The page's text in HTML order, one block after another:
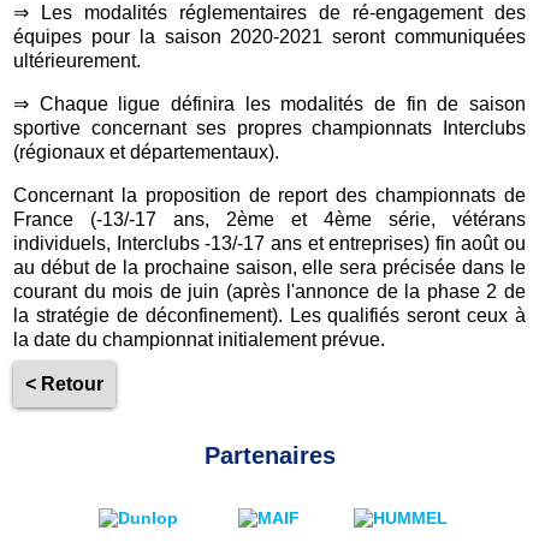
⇒ Les modalités réglementaires de ré-engagement des
équipes pour la saison 2020-2021 seront communiquées
ultérieurement.
⇒ Chaque ligue définira les modalités de fin de saison
sportive concernant ses propres championnats Interclubs
(régionaux et départementaux).
Concernant la proposition de report des championnats de
France (-13/-17 ans, 2ème et 4ème série, vétérans
individuels, Interclubs -13/-17 ans et entreprises) fin août ou
au début de la prochaine saison, elle sera précisée dans le
courant du mois de juin (après l'annonce de la phase 2 de
la stratégie de déconfinement). Les qualifiés seront ceux à
la date du championnat initialement prévue.
< Retour
Partenaires